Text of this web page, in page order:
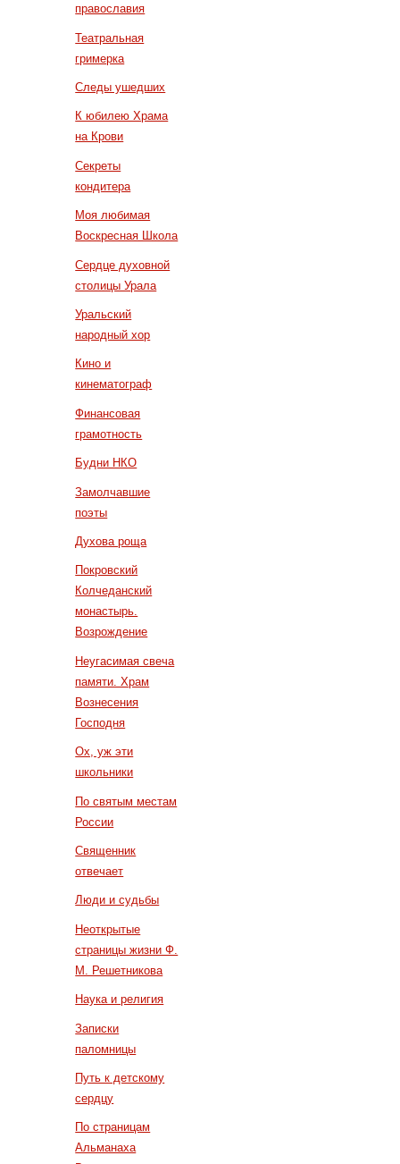
православия
Театральная
гримерка
Следы ушедших
К юбилею Храма
на Крови
Секреты
кондитера
Моя любимая
Воскресная Школа
Сердце духовной
столицы Урала
Уральский
народный хор
Кино и
кинематограф
Финансовая
грамотность
Будни НКО
Замолчавшие
поэты
Духова роща
Покровский
Колчеданский
монастырь.
Возрождение
Неугасимая свеча
памяти. Храм
Вознесения
Господня
Ох, уж эти
школьники
По святым местам
России
Священник
отвечает
Люди и судьбы
Неоткрытые
страницы жизни Ф.
М. Решетникова
Наука и религия
Записки
паломницы
Путь к детскому
сердцу
По страницам
Альманаха